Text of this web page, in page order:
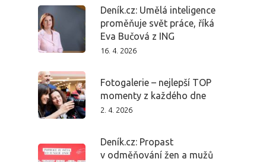
Deník.cz: Umělá inteligence
proměňuje svět práce, říká
Eva Bučová z ING
16. 4. 2026
Fotogalerie – nejlepší TOP
momenty z každého dne
2. 4. 2026
Deník.cz: Propast
v odměňování žen a mužůPŘIHLÁŠENÍ